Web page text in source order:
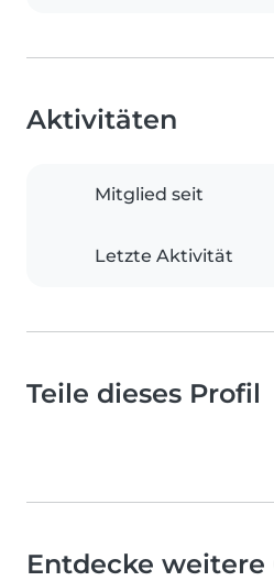
Aktivitäten
Mitglied seit
Letzte Aktivität
Teile dieses Profil
Entdecke